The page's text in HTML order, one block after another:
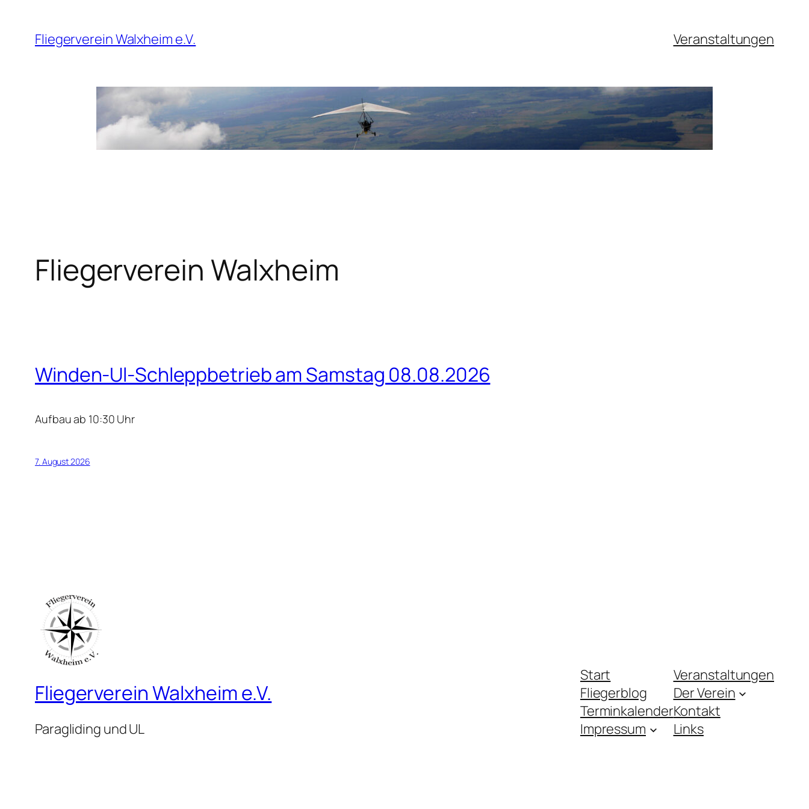
Inhalt
springen
Fliegerverein Walxheim e.V. Veranstaltungen
Fliegerverein Walxheim
Winden-Ul-Schleppbetrieb am Samstag 08.08.2026
Aufbau ab 10:30 Uhr
7. August 2026
Fliegerverein Walxheim e.V.
Paragliding und UL
Start
Fliegerblog
Terminkalender
Impressum
Veranstaltungen
Der Verein
Kontakt
Links